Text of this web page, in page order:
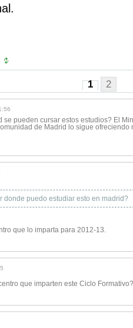
1 2
se pueden cursar estos estudios? El
de Madrid lo sigue
donde puedo estudiar esto en madrid?
que lo imparta para 2012-13.
que imparten este Ciclo